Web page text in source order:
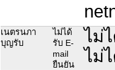
เนตรนภา
บุญรับ
ไม่ได้
รับ E-
mail
ยืนยัน
ไม่
ไม่